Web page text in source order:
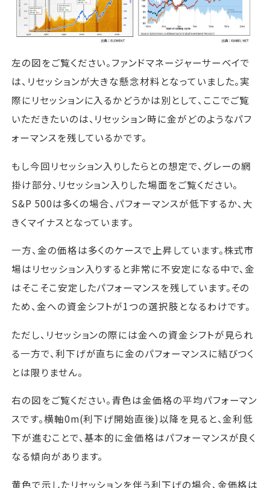
左の図をご覧ください。ファンドマネージャーサーベイで
は、リセッションが大きな懸念材料となっていました。実
際にリセッションに入るかどうかは別として、ここでご覧
いただきたいのは、リセッション時に金がどのようなパフ
ォーマンスを残しているかです。
もし今回リセッション入りしたらとの想定で、グレーの網
掛け部分、リセッション入りした場面をご覧ください。
S&P 500は多くの場合、パフォーマンスが低下するか、大
きくマイナスとなっています。
一方、金の価格は多くのケースで上昇しています。株式市
場はリセッション入りすると非常に不安定になる中で、金
はそこそこ安定したパフォーマンスを残しています。その
ため、金への資金シフトが1つの選択肢となるわけです。
ただし、リセッションの際には金への資金シフトが見られ
る一方で、利下げが直ちに金のパフォーマンスに結びつく
とは限りません。
右の図をご覧ください。青色は金価格の平均パフォーマン
スです。横軸0m(利下げ開始直後)以降を見ると、金利低
下が進むことで、基本的に金価格はパフォーマンスが良く
なる傾向があります。
黄色で示したリセッションを伴う利下げの場合、金価格は